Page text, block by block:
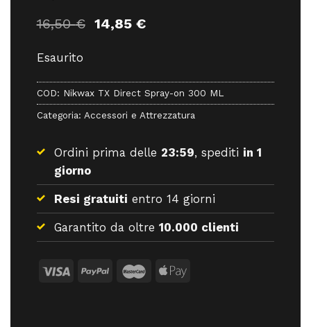
16,50€ Il
16,50 €.
14,85 €Il
14,85 €.
Esaurito
COD: Nikwax TX Direct Spray-on 300 ML
Categoria: Accessori e Attrezzatura
Ordini prima delle 23:59, spediti in 1
giorno
Resi gratuiti entro 14 giorni
Garantito da oltre 10.000 clienti